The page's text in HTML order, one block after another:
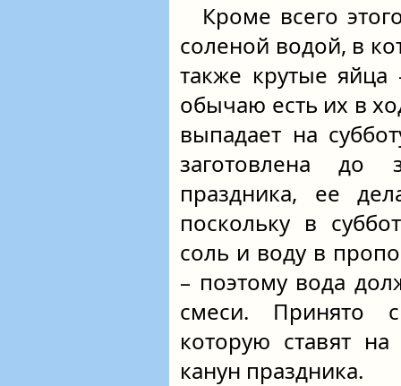
Кроме всего
соленой водой, в
также крутые яйца
обычаю есть их в
выпадает на
заготовлена до
праздника, ее
поскольку в
соль и воду в
– поэтому вода
смеси. Принято
которую ставят
канун праздника.